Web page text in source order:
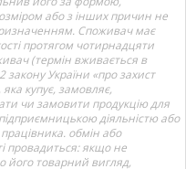
або з інших причин не
Споживач має
протягом чотирнадцяти
(термін вживається в
закону України «про захист
купує, замовляє,
чи замовити продукцію для
діяльністю або
обмін або
провадиться: якщо не
його товарний вигляд,